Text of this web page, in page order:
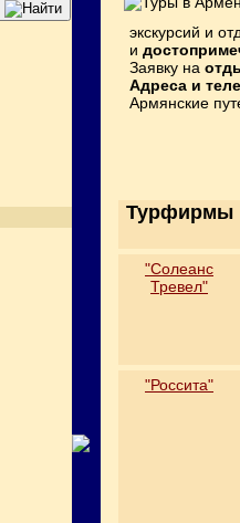
экскурсий и
и
Заявку на
Адреса и
Армянские
Турфирмы
"Солеанс
Тревел"
"Россита"